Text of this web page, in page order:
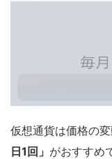
仮想通貨は価格の
日1回」 がおすすめ